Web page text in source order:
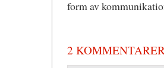
form av
2